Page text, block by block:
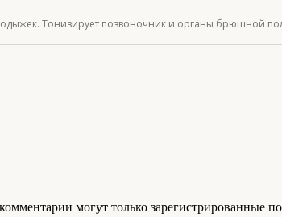
Тонизирует позвоночник и органы брюшной
могут только зарегистрированные